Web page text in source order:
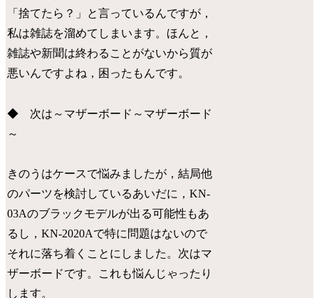
「捨てたら？」と言っているんですが，
私は雑誌を溜めてしまいます。ほんと，
雑誌や新聞は終わることがないから質が
悪いんですよね，困ったもんです。
◆ 次は～マザーボード～マザーボード
～
きのうはケースで悩みましたが，結局他
のパーツを検討しているあいだに，KN-
03Aのブラックモデルが出る可能性もあ
るし，KN-2020Aで特に問題はないので
それに落ち着くことにしました。次はマ
ザーボードです。これも悩んじゃったり
します。